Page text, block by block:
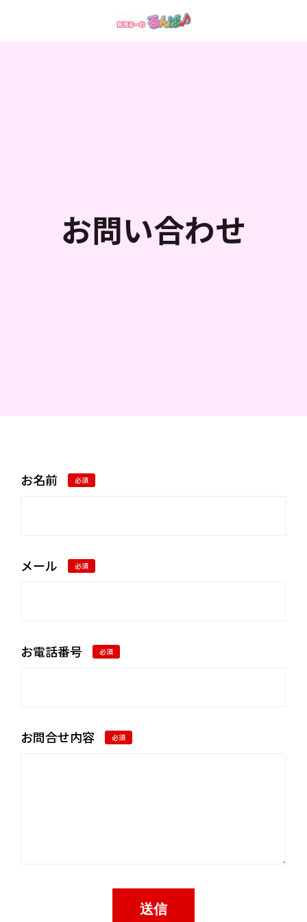
お問い合わせ
お名前 必須
メール 必須
お電話番号 必須
お問合せ内容 必須
送信